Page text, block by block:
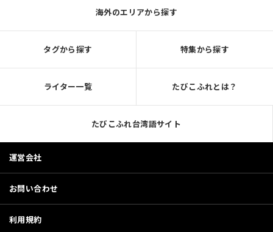
海外のエリアから探す
タグから探す 特集から探す
ライター一覧 たびこふれとは？
たびこふれ台湾語サイト
運営会社
お問い合わせ
利用規約